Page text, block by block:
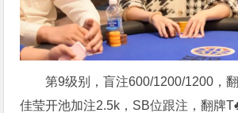
第9级别，盲注600/1200/1200，
佳莹开池加注2.5k，SB位跟注，翻牌